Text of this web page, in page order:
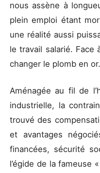
nous assène à
plein emploi étant
une réalité aussi
le travail salarié. Face
changer le plomb en or.
Aménagée au fil de
industrielle, la
trouvé des
et avantages
financées, sécurité
l’égide de la fameuse